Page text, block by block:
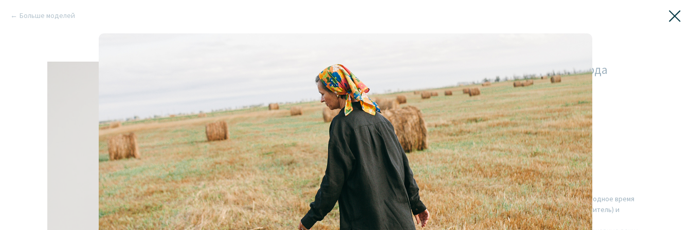
Больше моделей
СТЕГАНЫЙ ЖАКЕТ двусторонний из жаккарда
синего цвета
KURKULDAY
SKU:#14KKD7_22_C9_52(1/8)
15700,00 р.
В корзину
Наши стеганые жакеты-это ещё один повод не расставаться с вами в холодное время
года. Начнём с того, что они очень очень тёплые(внутрь добавляем утеплитель) и
практичные(кнопки и карманы это подтвердят).